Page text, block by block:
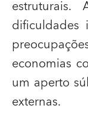
estruturais.
dificuldades
economias
um aperto
externas.